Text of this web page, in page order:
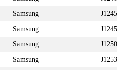
Samsung
Samsung
Samsung
Samsung
J1253